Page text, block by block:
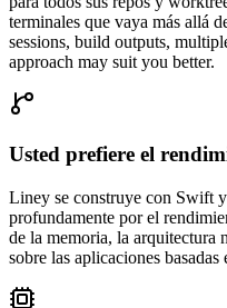
terminales que vaya más allá
sessions, build outputs,
approach may suit you better.
Usted prefiere el
Liney se construye con Swift
profundamente por el
de la memoria, la arquitectura
sobre las aplicaciones basadas